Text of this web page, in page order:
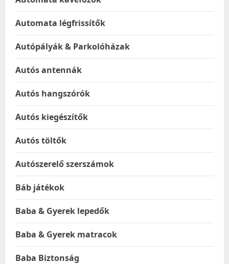
Automata légfrissítők
Autópályák & Parkolóházak
Autós antennák
Autós hangszórók
Autós kiegészítők
Autós töltők
Autószerelő szerszámok
Báb játékok
Baba & Gyerek lepedők
Baba & Gyerek matracok
Baba Biztonság